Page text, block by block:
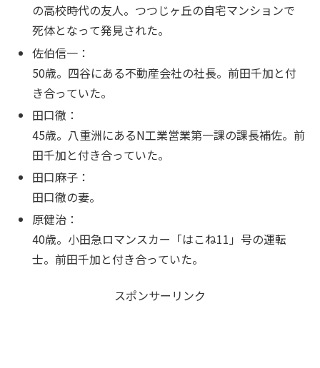
の高校時代の友人。つつじヶ丘の自宅マンションで
死体となって発見された。
佐伯信一：
50歳。四谷にある不動産会社の社長。前田千加と付
き合っていた。
田口徹：
45歳。八重洲にあるN工業営業第一課の課長補佐。前
田千加と付き合っていた。
田口麻子：
田口徹の妻。
原健治：
40歳。小田急ロマンスカー「はこね11」号の運転
士。前田千加と付き合っていた。
スポンサーリンク